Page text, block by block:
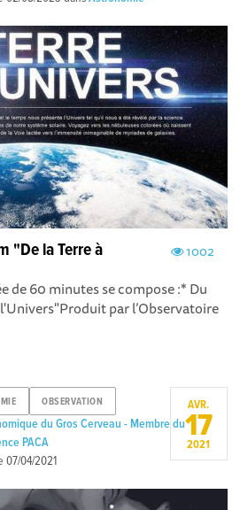
1002
"De la Terre à
de 60 minutes se compose : * Du
Produit par l’Observatoire
OBSERVATION
du Gros Cerveau - Membre du
PACA
07/04/2021
AVR.
17
2021